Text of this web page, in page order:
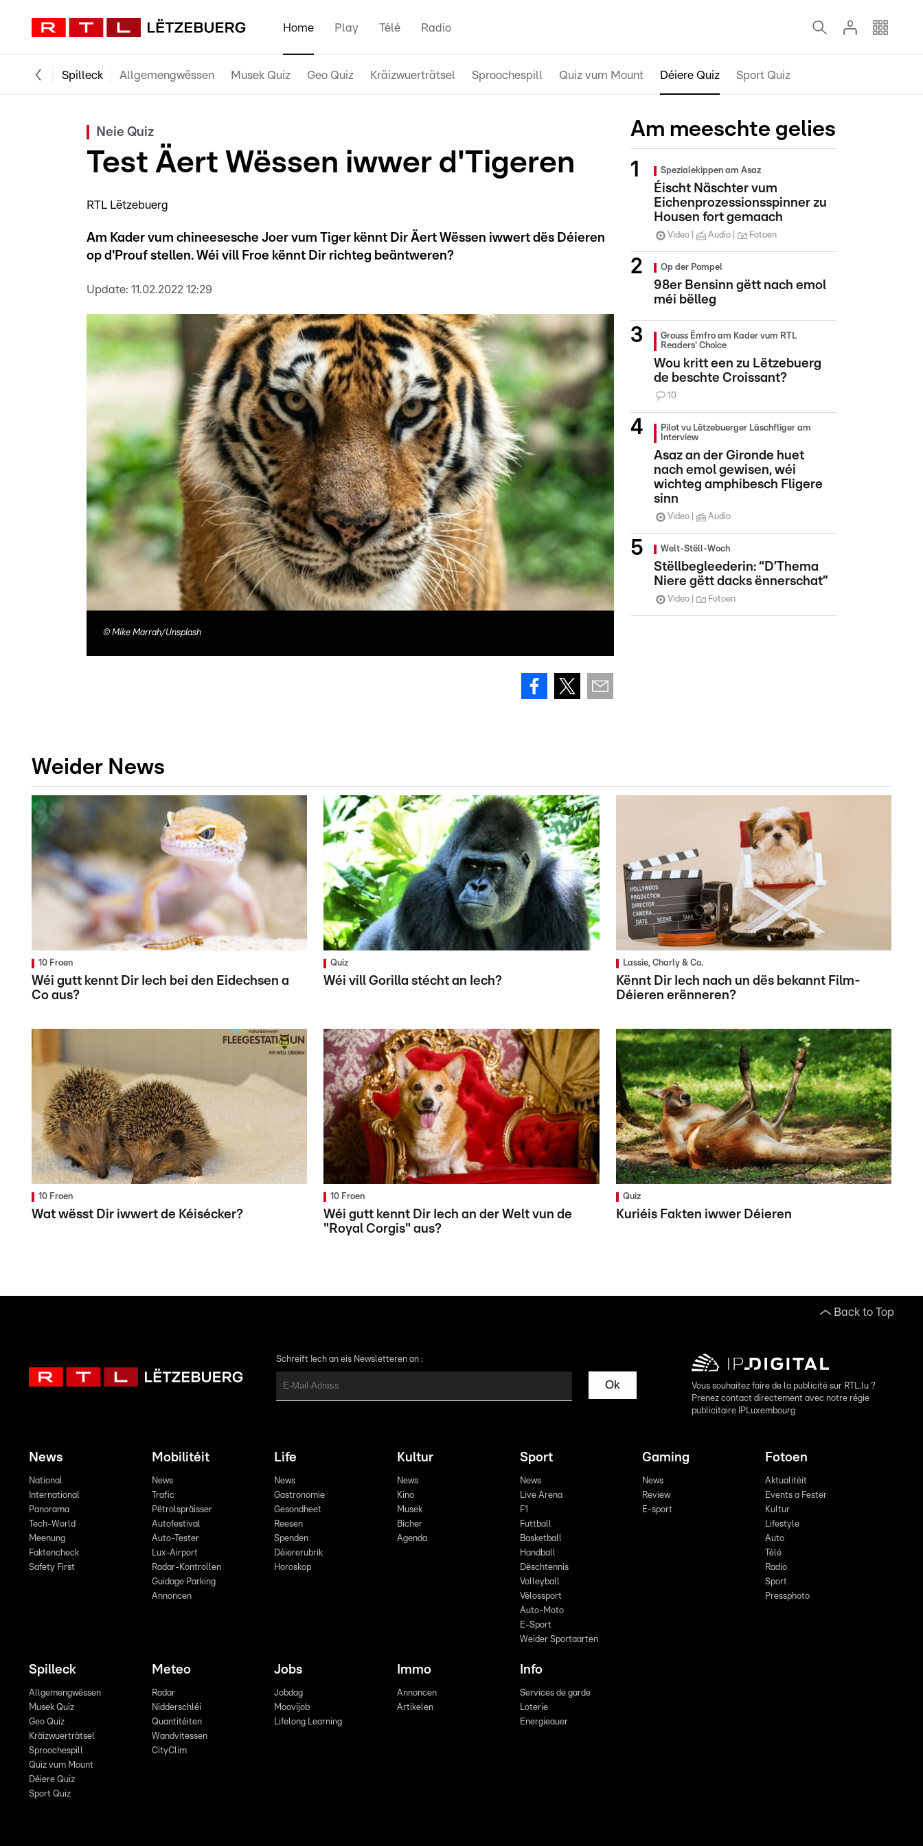
Home Play Télé Radio
Spilleck Allgemengwëssen Musek Quiz Geo Quiz Kräizwuerträtsel Sproochespill Quiz vum Mount Déiere Quiz Sport Quiz
Neie Quiz
Test Äert Wëssen iwwer d'Tigeren
RTL Lëtzebuerg
Am Kader vum chineesesche Joer vum Tiger kënnt Dir Äert Wëssen iwwert dës Déieren
op d'Prouf stellen. Wéi vill Froe kënnt Dir richteg beäntweren?
Update: 11.02.2022 12:29
© Mike Marrah/Unsplash
Am meeschte gelies
Spezialekippen am Asaz
Éischt Näschter vum
Eichenprozessionsspinner zu
Housen fort gemaach
Video Audio Fotoen
Op der Pompel
98er Bensinn gëtt nach emol
méi bëlleg
Grouss Ëmfro am Kader vum RTL
Readers' Choice
Wou kritt een zu Lëtzebuerg
de beschte Croissant?
10
Pilot vu Lëtzebuerger Läschfliger am
Interview
Asaz an der Gironde huet
nach emol gewisen, wéi
wichteg amphibesch Fligere
sinn
Video Audio
Welt-Stëll-Woch
Stëllbegleederin: “D’Thema
Niere gëtt dacks ënnerschat”
Video Fotoen
Weider News
10 Froen
Wéi gutt kennt Dir Iech bei den Eidechsen a
Co aus?
Quiz
Wéi vill Gorilla stécht an Iech?
Lassie, Charly & Co.
Kënnt Dir Iech nach un dës bekannt Film-
Déieren erënneren?
10 Froen
Wat wësst Dir iwwert de Kéisécker?
10 Froen
Wéi gutt kennt Dir Iech an der Welt vun de
"Royal Corgis" aus?
Quiz
Kuriéis Fakten iwwer Déieren
Back to Top
Schreift Iech an eis Newsletteren an :
Ok
Vous souhaitez faire de la publicité sur RTL.lu ?
Prenez contact directement avec notre régie
publicitaire IPLuxembourg
News
National
International
Panorama
Tech-World
Meenung
Faktencheck
Safety First
Mobilitéit
News
Trafic
Pëtrolspräisser
Autofestival
Auto-Tester
Lux-Airport
Radar-Kontrollen
Guidage Parking
Annoncen
Life
News
Gastronomie
Gesondheet
Reesen
Spenden
Déiererubrik
Horoskop
Kultur
News
Kino
Musek
Bicher
Agenda
Sport
News
Live Arena
F1
Futtball
Basketball
Handball
Dëschtennis
Volleyball
Vëlossport
Auto-Moto
E-Sport
Weider Sportaarten
Gaming
News
Review
E-sport
Fotoen
Aktualitéit
Events a Fester
Kultur
Lifestyle
Auto
Télé
Radio
Sport
Pressphoto
Spilleck
Allgemengwëssen
Musek Quiz
Geo Quiz
Kräizwuerträtsel
Sproochespill
Quiz vum Mount
Déiere Quiz
Sport Quiz
Meteo
Radar
Nidderschléi
Quantitéiten
Wandvitessen
CityClim
Jobs
Jobdag
Moovijob
Lifelong Learning
Immo
Annoncen
Artikelen
Info
Services de garde
Loterie
Energieauer